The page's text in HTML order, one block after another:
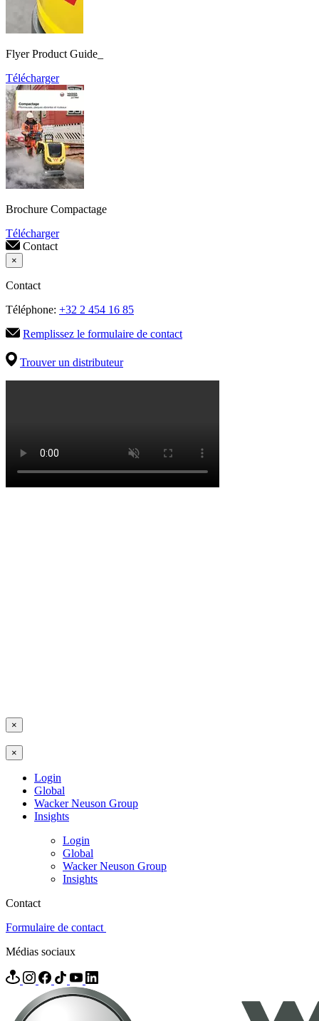
Flyer Product Guide_
Télécharger
Brochure Compactage
Télécharger
Contact
×
Contact
Téléphone: +32 2 454 16 85
Remplissez le formulaire de contact
Trouver un distributeur
×
×
Login
Global
Wacker Neuson Group
Insights
Login
Global
Wacker Neuson Group
Insights
Contact
Formulaire de contact
Médias sociaux